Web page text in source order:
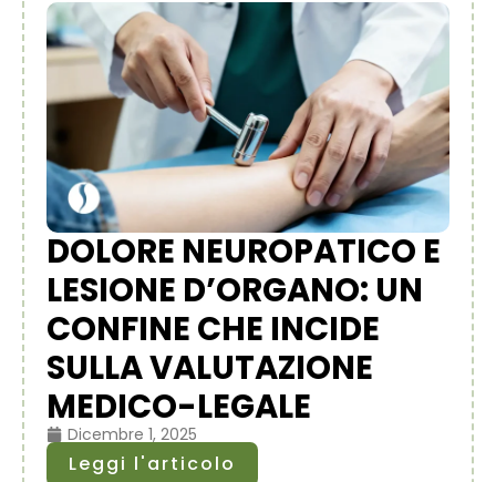
DOLORE NEUROPATICO E
LESIONE D’ORGANO: UN
CONFINE CHE INCIDE
SULLA VALUTAZIONE
MEDICO-LEGALE
Dicembre 1, 2025
Leggi l'articolo